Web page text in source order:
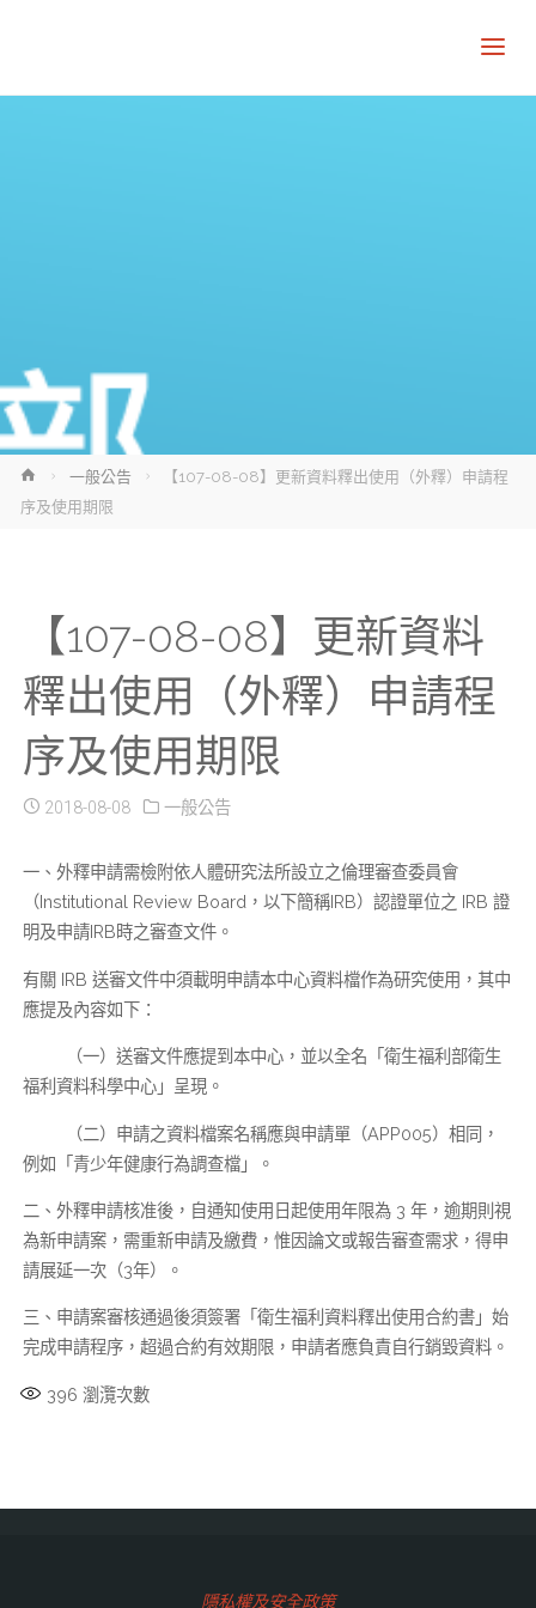
Home一般公告
【107-08-08】更新資料釋出使用（外釋）申請程
序及使用期限
【107-08-08】更新資料
釋出使用（外釋）申請程
序及使用期限
2018-08-08 一般公告
一、外釋申請需檢附依人體研究法所設立之倫理審查委員會
（Institutional Review Board，以下簡稱IRB）認證單位之 IRB 證
明及申請IRB時之審查文件。
有關 IRB 送審文件中須載明申請本中心資料檔作為研究使用，其中
應提及內容如下：
（一）送審文件應提到本中心，並以全名「衛生福利部衛生
福利資料科學中心」呈現。
（二）申請之資料檔案名稱應與申請單（APP005）相同，
例如「青少年健康行為調查檔」。
二、外釋申請核准後，自通知使用日起使用年限為 3 年，逾期則視
為新申請案，需重新申請及繳費，惟因論文或報告審查需求，得申
請展延一次（3年）。
三、申請案審核通過後須簽署「衛生福利資料釋出使用合約書」始
完成申請程序，超過合約有效期限，申請者應負責自行銷毀資料。
396 瀏灠次數
隱私權及安全政策